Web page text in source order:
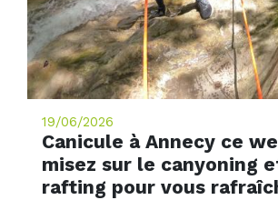
19/06/2026
Canicule à Annecy ce
misez sur le canyoning
rafting pour vous